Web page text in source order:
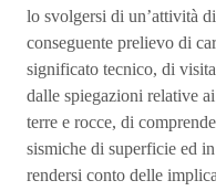
lo svolgersi di un’attività
conseguente prelievo di
significato tecnico, di
dalle spiegazioni relative
terre e rocce, di
sismiche di superficie ed
rendersi conto delle